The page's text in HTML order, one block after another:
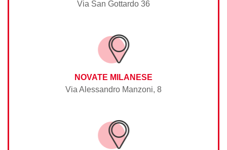
Via San Gottardo 36
NOVATE MILANESE
Via Alessandro Manzoni, 8